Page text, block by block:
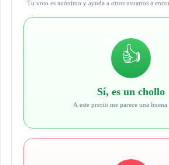
Tu voto es anónimo y ayuda a otros usuarios a
👍
Sí, es un chollo
A este precio me parece una buena